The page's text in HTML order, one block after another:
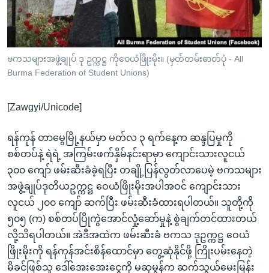
စာမျက်နှာ
သို့
ကျော်
ကြည့်
ရန်
ရန်
သို့
ကျော်
ရန်
ဗွီအိုအေ လူမှုကွန်ယက်များ
ဗကသများအဖွဲ့ချုပ် ဒု ဥက္ကဋ္ဌ ကိုဝေယံဖြိုးမိုး။ (မှတ်တမ်းဓာတ်ပုံ - All
Burma Federation of Student Unions)
[Zawgyi/Unicode]
ရန်ကုန် တာမွေမြို့နယ်မှာ မတ်လ ၃ ရက်နေ့က ဆန္ဒပြမှုကို
စစ်တပ်နဲ့ ရဲရဲ့ အကြမ်းဖက်နှိမ်နင်းရာမှာ ကျောင်းသားလူငယ်
၃၀၀ ကျော် ဖမ်းဆီးခံခဲ့ရပြီး တချို့ပြန်လွတ်လာပေမဲ့ ဗကသများ
အဖွဲ့ချုပ်ဒုတိယဥက္ကဋ္ဌ ဝေယံဖြိုးမိုးအပါအဝင် ကျောင်းသား
လူငယ် ၂၀၀ ကျော် ဆက်ပြီး ဖမ်းဆီးခံထားရပါတယ်။ သူတို့ကို
၅၀၅ (က) စစ်တပ်ပြိုကွဲအောင်လှုံ့ဆော်မှုနဲ့ စွဲချက်တင်ထားတယ်
လို့သိရပါတယ်။ အဲဒီအထဲက ဖမ်းဆီးခံ ဗကသ ဒုဥက္ကဋ္ဌ ဝေယံ
ဖြိုးမိုးကို ရန်ကုန်အင်းစိန်ထောင်မှာ တွေ့ဆုံနိုင်ဖို့ ကြိုးပမ်းနေတဲ့
မိခင်ဖြစ်သူ ဒေါ်အေးအေးငွေကို မဆုမွန်က ဆက်သွယ်မေးမြန်း